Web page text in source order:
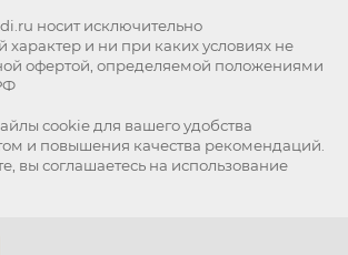
носит исключительно
и ни при каких условиях не
офертой, определяемой положениями
cookie для вашего удобства
и повышения качества рекомендаций.
вы соглашаетесь на использование